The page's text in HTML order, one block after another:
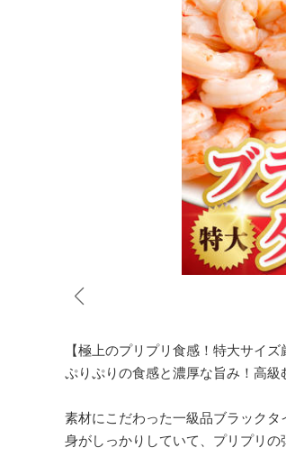
【極上のプリプリ食感！特大サイ
ぷりぷりの食感と濃厚な旨み！高級
素材にこだわった一級品ブラックタ
身がしっかりしていて、プリプリの